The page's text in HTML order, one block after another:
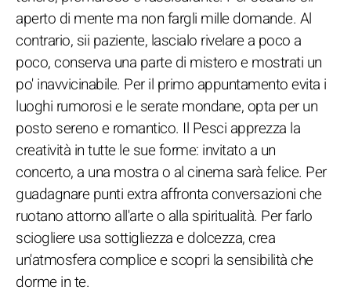
aperto di mente ma non fargli mille domande. Al
contrario, sii paziente, lascialo rivelare a poco a
poco, conserva una parte di mistero e mostrati un
po' inavvicinabile. Per il primo appuntamento evita i
luoghi rumorosi e le serate mondane, opta per un
posto sereno e romantico. Il Pesci apprezza la
creatività in tutte le sue forme: invitato a un
concerto, a una mostra o al cinema sarà felice. Per
guadagnare punti extra affronta conversazioni che
ruotano attorno all'arte o alla spiritualità. Per farlo
sciogliere usa sottigliezza e dolcezza, crea
un'atmosfera complice e scopri la sensibilità che
dorme in te.